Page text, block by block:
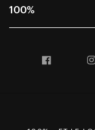
Foire aux questions
Conditions générales
100%
Informations sur